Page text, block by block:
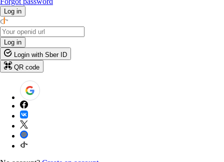
Log in
Log in
Login with Sber ID
QR code